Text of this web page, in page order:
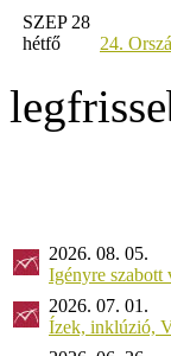
SZEP 28
hétfő
24.
2026. 08. 05.
Igényre szabott
2026. 07. 01.
Ízek, inklúzió,